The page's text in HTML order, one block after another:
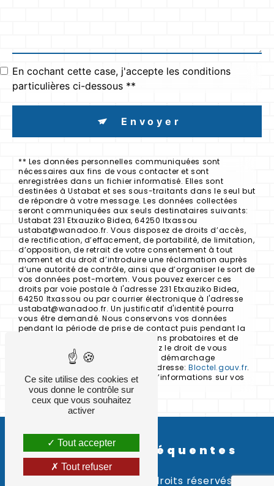
En cochant cette case, j'accepte les conditions
particulières ci-dessous **
Envoyer
** Les données personnelles communiquées sont
nécessaires aux fins de vous contacter et sont
enregistrées dans un fichier informatisé. Elles sont
destinées à Ustabat et ses sous-traitants dans le seul but
de répondre à votre message. Les données collectées
seront communiquées aux seuls destinataires suivants:
Ustabat 231 Etxauziko Bidea, 64250 Itxassou
ustabat@wanadoo.fr. Vous disposez de droits d’accès,
de rectification, d’effacement, de portabilité, de limitation,
d’opposition, de retrait de votre consentement à tout
moment et du droit d’introduire une réclamation auprès
d’une autorité de contrôle, ainsi que d’organiser le sort de
vos données post-mortem. Vous pouvez exercer ces
droits par voie postale à l'adresse 231 Etxauziko Bidea,
64250 Itxassou ou par courrier électronique à l'adresse
ustabat@wanadoo.fr. Un justificatif d'identité pourra
vous être demandé. Nous conservons vos données
pendant la période de prise de contact puis pendant la
durée de prescription légale aux fins probatoires et de
gestion des contentieux. Vous avez le droit de vous
inscrire sur la liste d'opposition au démarchage
téléphonique, disponible à cette adresse:Bloctel.gouv.fr.
Consultez le site cnil.fr pour plus d’informations sur vos
droits.
Recherches fréquentes
- 2026 - Tous droits réservés -
Ce site utilise des cookies et
vous donne le contrôle sur
ceux que vous souhaitez
activer
Tout accepter
Tout refuser